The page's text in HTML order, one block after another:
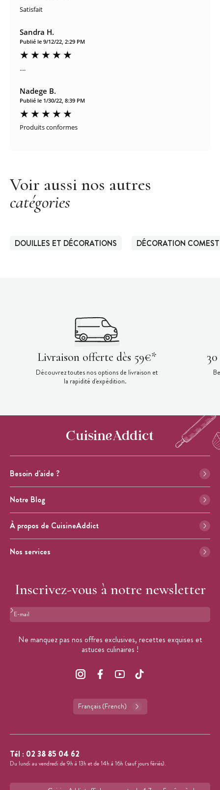
Satisfait
Sandra H.
Publié le 9/12/22, 2:29 PM
....
Nadege B.
Publié le 1/30/22, 8:39 PM
Produits conformes
Voir aussi nos autres
catégories
DOUILLES ET DÉCORATIONS DÉCORATION
Livraison offerte dès 59€*
Découvrez toutes nos options de livraison et
la rapidité d'expédition.
Besoin d'aide ?
Notre Blog
À propos de CuisineAddict
Nos services
Inscrivez-vous à notre newsletter
Format : adresse@email.com
Ne manquez pas nos offres exclusives, recettes exquises et
astuces culinaires !
Français (French)
Tél : 02 38 85 04 62
Du lundi au vendredi de 9h à 13h et de 14h à 16h (sauf jours fériés).